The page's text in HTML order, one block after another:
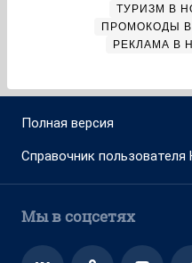
ТУРИЗМ В
ПРОМОКОДЫ
РЕКЛАМА В
Полная версия
Справочник пользователя
Мы в соцсетях